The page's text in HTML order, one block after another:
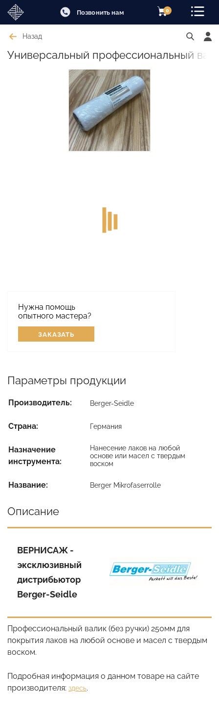
Позвонить нам 0
Назад
Универсальный профессиональный
Нужна помощь
опытного мастера?
ЗАКАЗАТЬ
Параметры продукции
Производитель: Berger-Seidle
Страна: Германия
Назначение
инструмента:
Нанесение лаков на любой
основе или масел с твердым
воском
Название: Berger Mikrofaserrolle
Описание
ВЕРНИСАЖ -
эксклюзивный
дистрибьютор
Berger-Seidle
Профессиональный валик (без ручки) 250мм для
покрытия лаков на любой основе и масел с твердым
воском.
Подробная информация о данном товаре на сайте
производителя: здесь.